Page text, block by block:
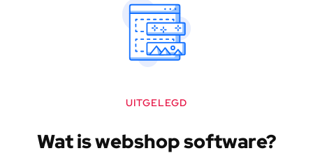
UITGELEGD
Wat is webshop software?